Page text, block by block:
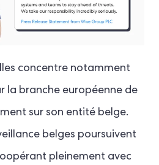
concentre notamment
la branche européenne de
sur son entité belge.
belges poursuivent
pleinement avec